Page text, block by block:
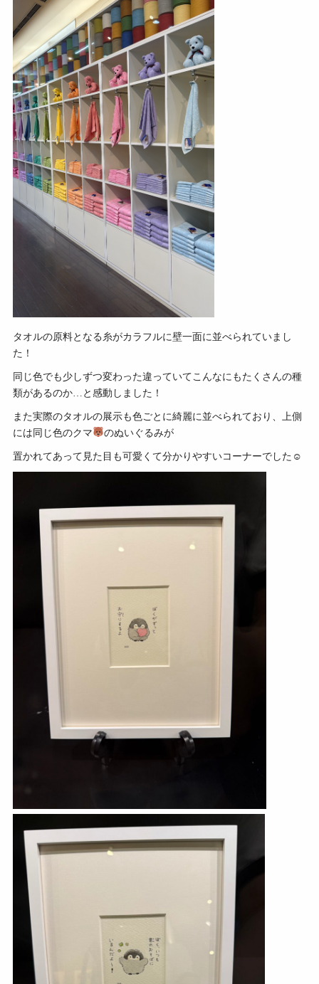
タオルの原料となる糸がカラフルに壁一面に並べられていまし
た！
同じ色でも少しずつ変わった違っていてこんなにもたくさんの種
類があるのか…と感動しました！
また実際のタオルの展示も色ごとに綺麗に並べられており、上側
には同じ色のクマ
のぬいぐるみが
置かれてあって見た目も可愛くて分かりやすいコーナーでした☺